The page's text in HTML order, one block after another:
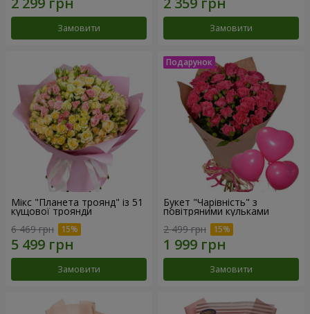
Замовити Замовити
Мікс "Планета троянд" із 51
кущової троянди
6 469 грн
Замовити
Букет "Чарівність" з
повітряними кульками
2 499 грн
Замовити